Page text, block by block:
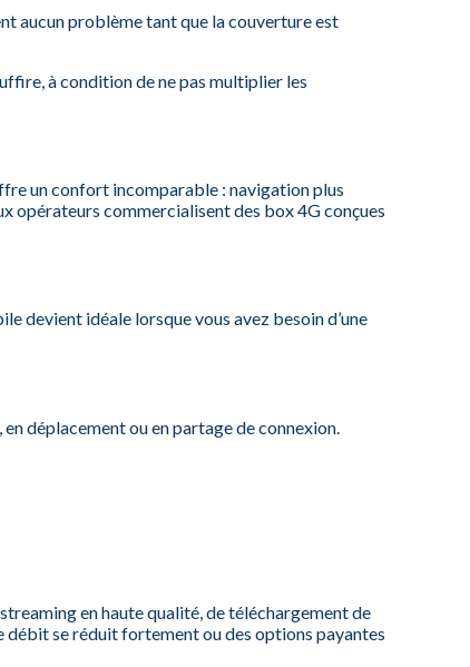
aucun problème tant que la couverture est
à condition de ne pas multiplier les
un confort incomparable : navigation plus
opérateurs commercialisent des box 4G conçues
devient idéale lorsque vous avez besoin d’une
déplacement ou en partage de connexion.
en haute qualité, de téléchargement de
se réduit fortement ou des options payantes